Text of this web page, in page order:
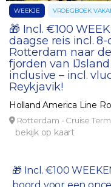
WEEKJE VROEGBOEK
🎁 Incl. €100
daagse reis incl.
Rotterdam naar
fjorden van
inclusive – incl.
Reykjavik!
Holland America Line
Rotterdam - Cruise
bekijk op kaart
🎁 Incl. €100